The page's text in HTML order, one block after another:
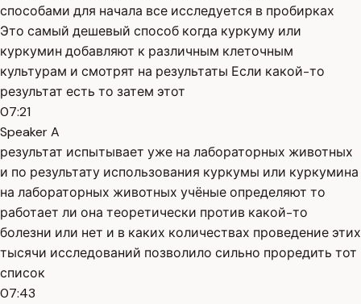
способами для начала все исследуется в пробирках
Это самый дешевый способ когда куркуму или
куркумин добавляют к различным клеточным
культурам и смотрят на результаты Если какой-то
результат есть то затем этот
07:21
Speaker A
результат испытывает уже на лабораторных животных
и по результату использования куркумы или куркумина
на лабораторных животных учёные определяют то
работает ли она теоретически против какой-то
болезни или нет и в каких количествах проведение этих
тысячи исследований позволило сильно проредить тот
список
07:43